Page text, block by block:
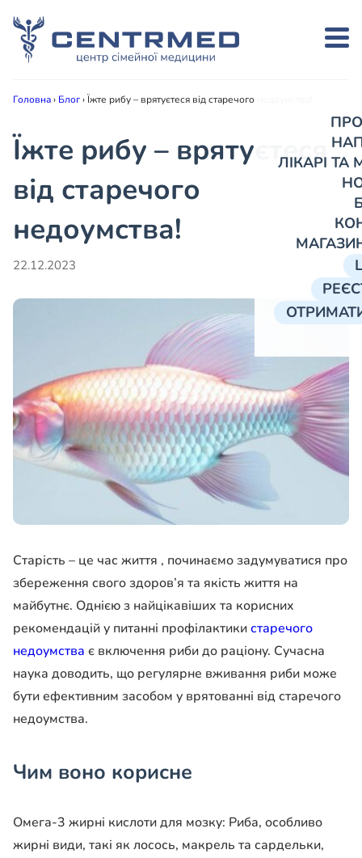
ЛІКАРІ
Головна› Блог›Їжте рибу – врятуєтеся від старечого недоумства!
Їжте рибу – врятуєтеся
від старечого
недоумства!
22.12.2023
Старість – це час життя , починаємо задумуватися про
збереження свого здоров’я та якість життя на
майбутнє. Однією з найцікавіших та корисних
рекомендацій у питанні профілактикистаречого
недоумства є включення риби до раціону. Сучасна
наука доводить, що регулярне вживання риби може
бути ефективним засобом у врятованні від старечого
недоумства.
Чим воно корисне
Омега-3 жирні кислоти для мозку: Риба, особливо
жирні види, такі як лосось, макрель та сардельки,